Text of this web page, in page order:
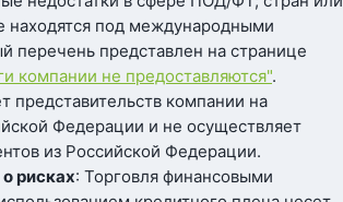
находятся под международными
перечень представлен на странице
компании не предоставляются".
представительств компании на
Федерации и не осуществляет
из Российской Федерации.
рисках: Торговля финансовыми